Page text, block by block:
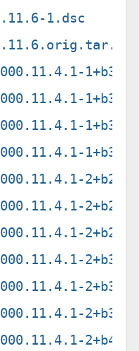
1.dsc